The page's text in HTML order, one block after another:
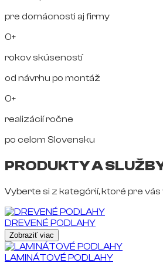
pre domácnosti aj firmy
0+
rokov skúseností
od návrhu po montáž
0+
realizácií ročne
po celom Slovensku
PRODUKTY A
Vyberte si z kategórií, ktoré pre
DREVENÉ PODLAHY
Zobraziť viac
LAMINÁTOVÉ PODLAHY